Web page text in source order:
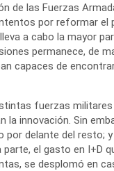
de las Fuerzas
por reformar el
a cabo la mayor
permanece, de
capaces de
fuerzas
innovación. Sin
por delante del resto;
el gasto en I+D
se desplomó en